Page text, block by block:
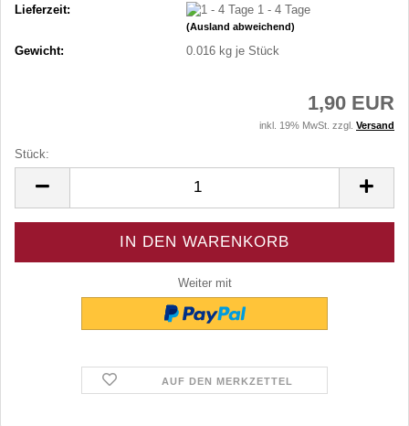
Lieferzeit:
1 - 4 Tage
(Ausland abweichend)
Gewicht: 0.016 kg je Stück
1,90 EUR
inkl. 19% MwSt. zzgl. Versand
Stück:
Weiter mit
AUF DEN MERKZETTEL